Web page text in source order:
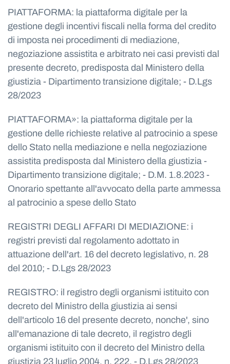
PIATTAFORMA: la piattaforma digitale per la
gestione degli incentivi fiscali nella forma del credito
di imposta nei procedimenti di mediazione,
negoziazione assistita e arbitrato nei casi previsti dal
presente decreto, predisposta dal Ministero della
giustizia - Dipartimento transizione digitale; - D.Lgs
28/2023
PIATTAFORMA»: la piattaforma digitale per la
gestione delle richieste relative al patrocinio a spese
dello Stato nella mediazione e nella negoziazione
assistita predisposta dal Ministero della giustizia -
Dipartimento transizione digitale; - D.M. 1.8.2023 -
Onorario spettante all'avvocato della parte ammessa
al patrocinio a spese dello Stato
REGISTRI DEGLI AFFARI DI MEDIAZIONE: i
registri previsti dal regolamento adottato in
attuazione dell'art. 16 del decreto legislativo, n. 28
del 2010; - D.Lgs 28/2023
REGISTRO: il registro degli organismi istituito con
decreto del Ministro della giustizia ai sensi
dell'articolo 16 del presente decreto, nonche', sino
all'emanazione di tale decreto, il registro degli
organismi istituito con il decreto del Ministro della
giustizia 23 luglio 2004, n. 222. - D.Lgs 28/2023